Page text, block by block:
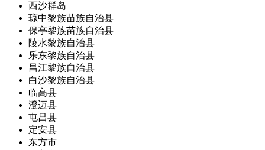
西沙群岛
琼中黎族苗族自治县
保亭黎族苗族自治县
陵水黎族自治县
乐东黎族自治县
昌江黎族自治县
白沙黎族自治县
临高县
澄迈县
屯昌县
定安县
东方市